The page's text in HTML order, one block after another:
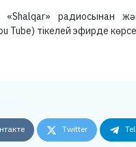
радиосынан
Tube) тікелей эфирде
Twitter